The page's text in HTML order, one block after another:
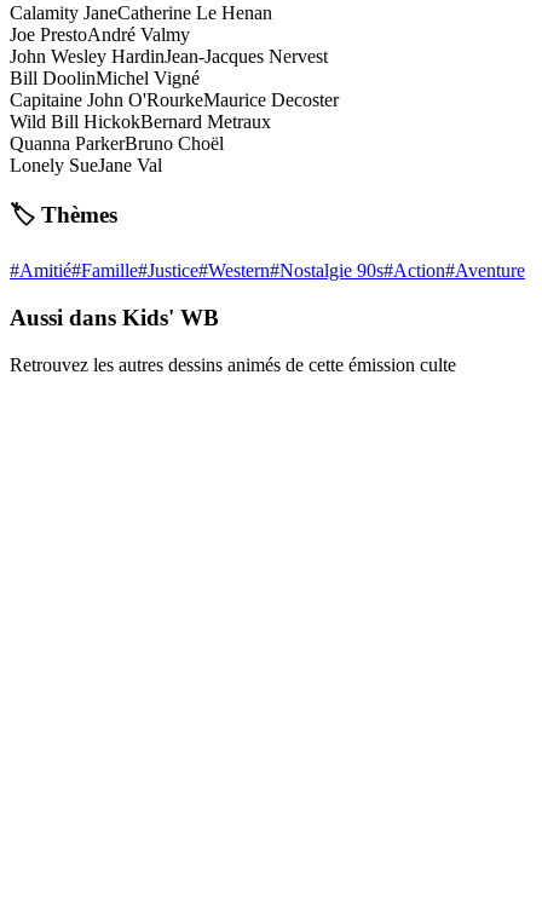
Calamity JaneCatherine Le Henan
Joe PrestoAndré Valmy
John Wesley HardinJean-Jacques Nervest
Bill DoolinMichel Vigné
Capitaine John O'RourkeMaurice Decoster
Wild Bill HickokBernard Metraux
Quanna ParkerBruno Choël
Lonely SueJane Val
🏷️ Thèmes
#Amitié#Famille#Justice#Western#Nostalgie 90s#Action#Aventure
Aussi dans Kids' WB
Retrouvez les autres dessins animés de cette émission culte